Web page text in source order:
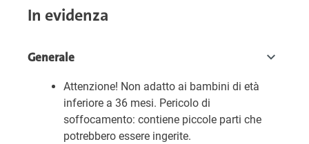
In evidenza
Generale
Attenzione! Non adatto ai bambini di età
inferiore a 36 mesi. Pericolo di
soffocamento: contiene piccole parti che
potrebbero essere ingerite.